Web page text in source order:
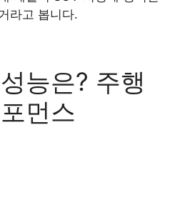
라고 봅니다.
능은? 주행
먼스